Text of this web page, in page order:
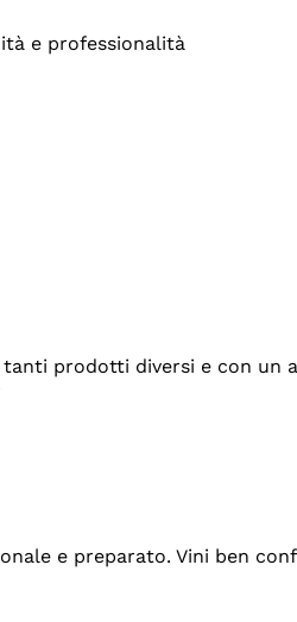
e professionalità
prodotti diversi e con un
e preparato. Vini ben